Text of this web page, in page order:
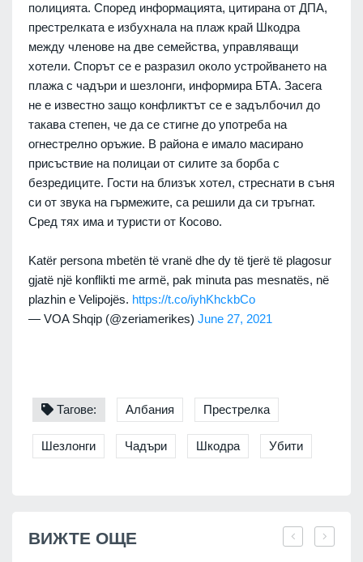
полицията. Според информацията, цитирана от ДПА,
престрелката е избухнала на плаж край Шкодра
между членове на две семейства, управляващи
хотели. Спорът се е разразил около устройването на
плажа с чадъри и шезлонги, информира БТА. Засега
не е известно защо конфликтът се е задълбочил до
такава степен, че да се стигне до употреба на
огнестрелно оръжие. В района е имало масирано
присъствие на полицаи от силите за борба с
безредиците. Гости на близък хотел, стреснати в съня
си от звука на гърмежите, са решили да си тръгнат.
Сред тях има и туристи от Косово.
Katër persona mbetën të vranë dhe dy të tjerë të plagosur
gjatë një konflikti me armë, pak minuta pas mesnatës, në
plazhin e Velipojës. https://t.co/iyhKhckbCo
— VOA Shqip (@zeriamerikes) June 27, 2021
Тагове: Албания Престрелка
Шезлонги Чадъри Шкодра Убити
ВИЖТЕ ОЩЕ